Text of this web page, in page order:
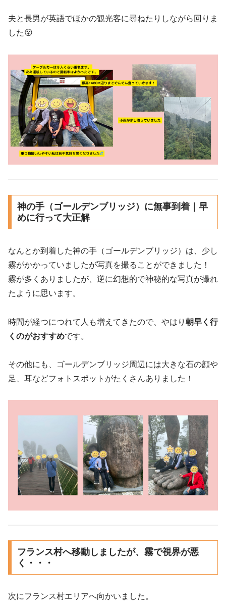
夫と長男が英語でほかの観光客に尋ねたりしながら回りま
した😵
神の手（ゴールデンブリッジ）に無事到着｜早
めに行って大正解
なんとか到着した神の手（ゴールデンブリッジ）は、少し
霧がかかっていましたが写真を撮ることができました！
霧が多くありましたが、逆に幻想的で神秘的な写真が撮れ
たように思います。
時間が経つにつれて人も増えてきたので、やはり 朝早く行
くのがおすすめです。
その他にも、ゴールデンブリッジ周辺には大きな石の顔や
足、耳などフォトスポットがたくさんありました！
フランス村へ移動しましたが、霧で視界が悪
く・・・
次にフランス村エリアへ向かいました。